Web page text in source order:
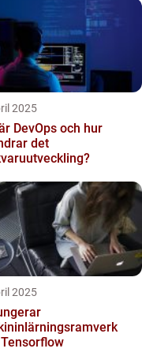
2025
DevOps och hur
det
2025